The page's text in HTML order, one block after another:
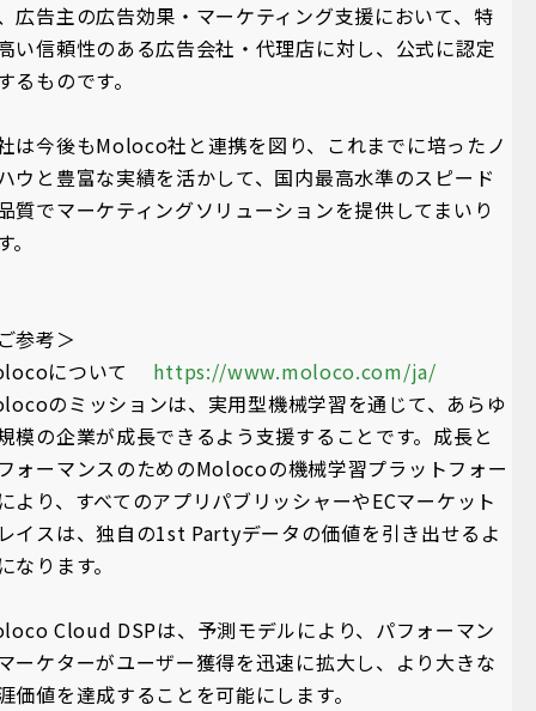
広告主の広告効果・マーケティング支援において、特
い信頼性のある広告会社・代理店に対し、公式に認定
るものです。
は今後もMoloco社と連携を図り、これまでに培ったノ
ウと豊富な実績を活かして、国内最高水準のスピード
質でマーケティングソリューションを提供してまいり
。
参考＞
について https://www.moloco.com/ja/
のミッションは、実用型機械学習を通じて、あらゆ
模の企業が成長できるよう支援することです。成長と
ォーマンスのためのMolocoの機械学習プラットフォー
より、すべてのアプリパブリッシャーやECマーケット
イスは、独自の1st Partyデータの価値を引き出せるよ
なります。
Cloud DSPは、予測モデルにより、パフォーマン
ーケターがユーザー獲得を迅速に拡大し、より大きな
価値を達成することを可能にします。